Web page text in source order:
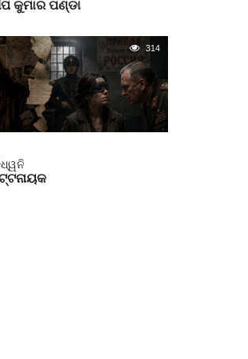
କୁମାର ପଣ୍ଡା
314